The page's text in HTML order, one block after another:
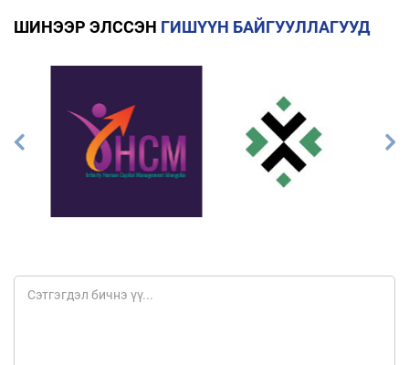
ШИНЭЭР ЭЛССЭН ГИШҮҮН БАЙГУУЛЛАГУУД